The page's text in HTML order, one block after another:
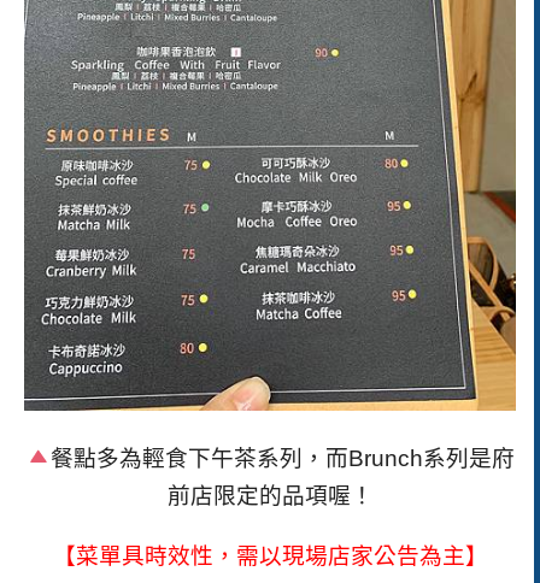
餐點多為輕食下午茶系列，而Brunch系列是府
前店限定的品項喔！
【菜單具時效性，需以現場店家公告為主】